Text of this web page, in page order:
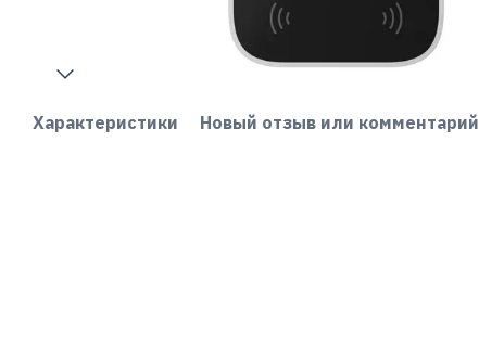
Характеристики Новый отзыв или комментарий